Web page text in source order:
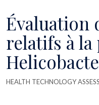
Évaluation
relatifs à la
HEALTH TECHNOLOGY